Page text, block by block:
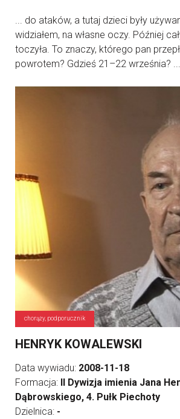
... do ataków, a tutaj dzieci były
widziałem, na własne oczy. Później
toczyła. To znaczy, którego pan
powrotem? Gdzieś 21–22 września? ...
chorąży, podporucznik
HENRYK KOWALEWSKI
Data wywiadu: 2008-11-18
Formacja: II Dywizja imienia Jana
Dąbrowskiego, 4. Pułk Piechoty
Dzielnica: -